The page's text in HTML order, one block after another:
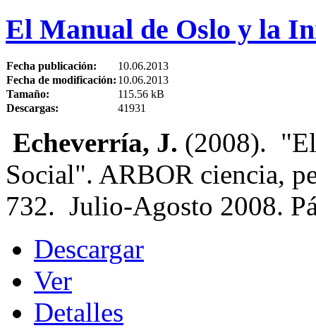
El Manual de Oslo y la
Fecha publicación:
10.06.2013
Fecha de modificación: 10.06.2013
Tamaño:
115.56 kB
Descargas:
41931
Echeverría, J. (2008).
Social". ARBOR ciencia,
732. Julio-Agosto 2008.
Descargar
Ver
Detalles